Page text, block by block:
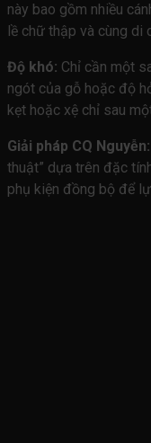
này bao gồm nhiều
lề chữ thập và cùng di
Độ khó: Chỉ cần một
ngót của gỗ hoặc độ
kẹt hoặc xệ chỉ sau
Giải pháp CQ Nguyễn:
thuật” dựa trên đặc
phụ kiện đồng bộ để